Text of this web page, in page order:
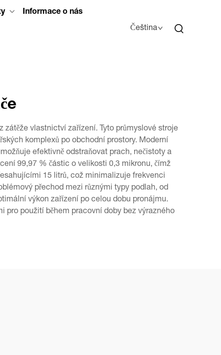
Informace o nás
Čeština
vlastnictví zařízení. Tyto průmyslové stroje
komplexů po obchodní prostory. Moderní
efektivně odstraňovat prach, nečistoty a
99,97 % částic o velikosti 0,3 mikronu, čímž
15 litrů, což minimalizuje frekvenci
přechod mezi různými typy podlah, od
výkon zařízení po celou dobu pronájmu.
pro použití během pracovní doby bez výrazného